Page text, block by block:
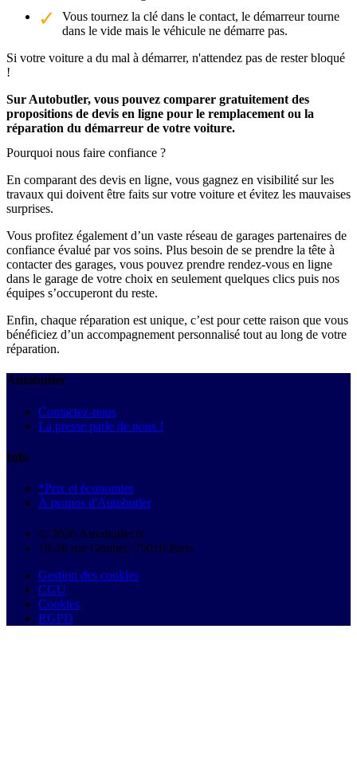
Vous tournez la clé dans le contact, le démarreur tourne
dans le vide mais le véhicule ne démarre pas.
Si votre voiture a du mal à démarrer, n'attendez pas de rester bloqué
!
Sur Autobutler, vous pouvez comparer gratuitement des
propositions de devis en ligne pour le remplacement ou la
réparation du démarreur de votre voiture.
Pourquoi nous faire confiance ?
En comparant des devis en ligne, vous gagnez en visibilité sur les
travaux qui doivent être faits sur votre voiture et évitez les mauvaises
surprises.
Vous profitez également d’un vaste réseau de garages partenaires de
confiance évalué par vos soins. Plus besoin de se prendre la tête à
contacter des garages, vous pouvez prendre rendez-vous en ligne
dans le garage de votre choix en seulement quelques clics puis nos
équipes s’occuperont du reste.
Enfin, chaque réparation est unique, c’est pour cette raison que vous
bénéficiez d’un accompagnement personnalisé tout au long de votre
réparation.
Autobutler
Contactez-nous
La presse parle de nous !
Info
*Prix et économies
À propos d'Autobutler
© 2026 Autobutler.fr
18-26 rue Goubet, 75019 Paris
Gestion des cookies
CGU
Cookies
RGPD